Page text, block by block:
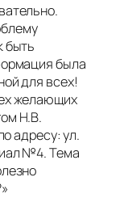
быть
была
для всех!
желающих
Н.В.
адресу: ул.
№4. Тема